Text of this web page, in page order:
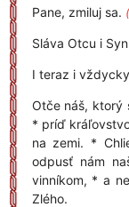
Pane, zmiluj sa.
Sláva Otcu i
I teraz i
Otče náš, ktorý
* príď
na zemi. *
odpusť nám
vinníkom, * a
Zlého.